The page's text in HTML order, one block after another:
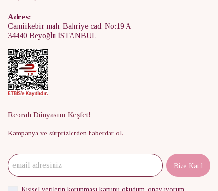
Adres:
Camiikebir mah. Bahriye cad. No:19 A
34440 Beyoğlu İSTANBUL
Reorah Dünyasını Keşfet!
Kampanya ve sürprizlerden haberdar ol.
Bize Katıl
Kişisel verilerin korunması kanunu okudum, onaylıyorum.